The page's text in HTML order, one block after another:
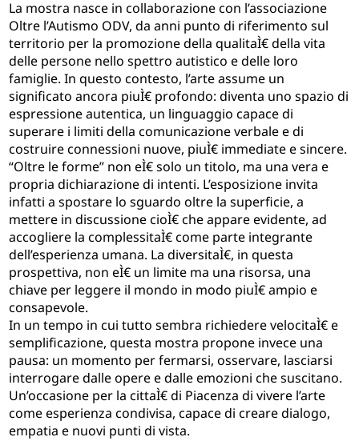
La mostra nasce in collaborazione con l’associazione
Oltre l’Autismo ODV, da anni punto di riferimento sul
territorio per la promozione della qualitaÌ€ della vita
delle persone nello spettro autistico e delle loro
famiglie. In questo contesto, l’arte assume un
significato ancora piuÌ€ profondo: diventa uno spazio di
espressione autentica, un linguaggio capace di
superare i limiti della comunicazione verbale e di
costruire connessioni nuove, piuÌ€ immediate e sincere.
“Oltre le forme” non eÌ€ solo un titolo, ma una vera e
propria dichiarazione di intenti. L’esposizione invita
infatti a spostare lo sguardo oltre la superficie, a
mettere in discussione cioÌ€ che appare evidente, ad
accogliere la complessitaÌ€ come parte integrante
dell’esperienza umana. La diversitaÌ€, in questa
prospettiva, non eÌ€ un limite ma una risorsa, una
chiave per leggere il mondo in modo piuÌ€ ampio e
consapevole.
In un tempo in cui tutto sembra richiedere velocitaÌ€ e
semplificazione, questa mostra propone invece una
pausa: un momento per fermarsi, osservare, lasciarsi
interrogare dalle opere e dalle emozioni chesuscitano.
Un’occasione per la cittaÌ€ di Piacenza di vivere l’arte
come esperienza condivisa, capace di crearedialogo,
empatia e nuovi punti di vista.